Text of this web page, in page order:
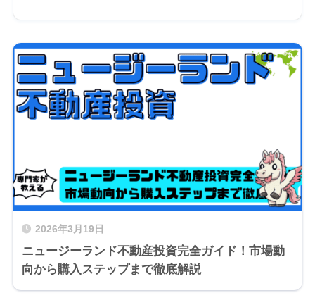
2026年3月19日
ニュージーランド不動産投資完全ガイド！市場動
向から購入ステップまで徹底解説